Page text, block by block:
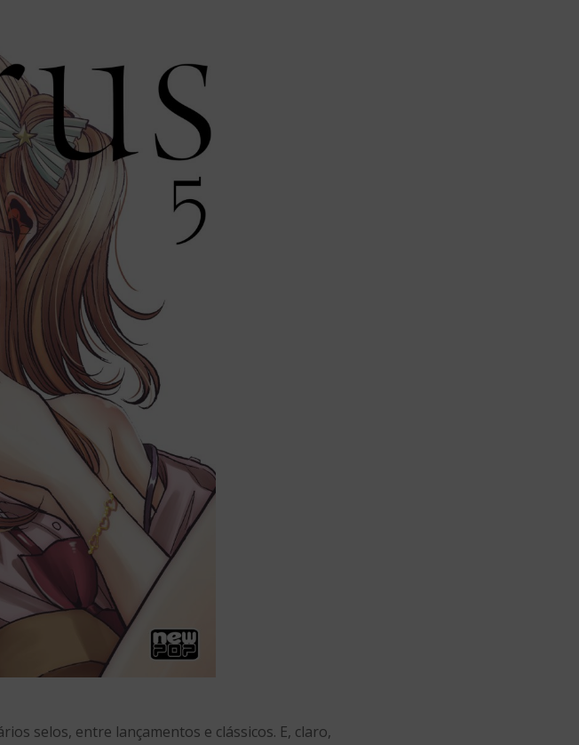
selos, entre lançamentos e clássicos. E, claro,